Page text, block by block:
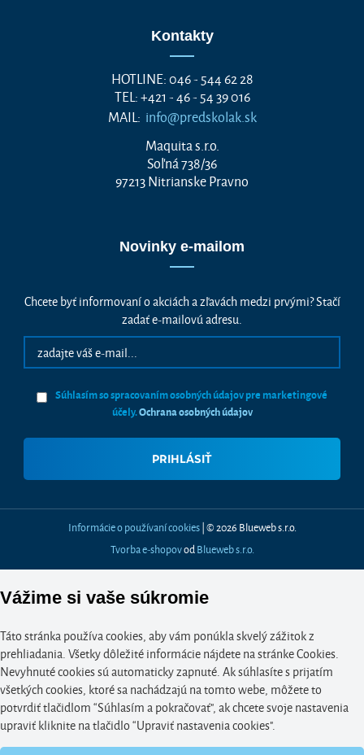
Kontakty
HOTLINE: 046 - 544 62 28
TEL: +421 - 46 - 54 39 016
MAIL: info@predskolak.sk
Maquita s.r.o.
Soľná 738/36
97213 Nitrianske Pravno
Novinky e-mailom
Chcete byť informovaní o akciách a zľavách medzi prvými? Stačí
zadať e-mailovú adresu.
Súhlasím so spracovaním osobných údajov pre marketingové
účely.Ochrana osobných údajov
Informácie o používaní cookies| © 2026 Blueweb s.r.o.
Tvorba e-shopovod Blueweb s.r.o.
Vážime si vaše súkromie
Táto stránka používa cookies, aby vám ponúkla skvelý zážitok z
prehliadania. Všetky dôležité informácie nájdete na stránke Cookies.
Nevyhnuté cookies sú automaticky zapnuté. Ak súhlasíte s prijatím
všetkých cookies, ktoré sa nachádzajú na tomto webe, môžete to
potvrdiť tlačidlom “Súhlasím a pokračovať", ak chcete svoje nastavenia
upraviť kliknite na tlačidlo “Upraviť nastavenia cookies".